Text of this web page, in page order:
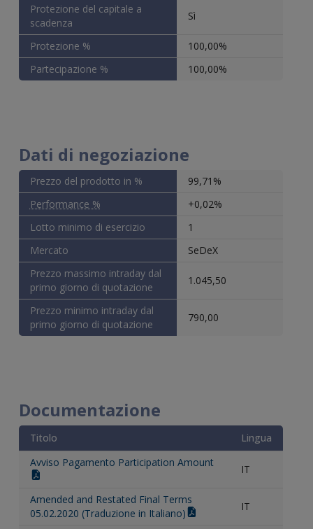
Protezione del capitale a
scadenza
Sì
Protezione %
100,00%
Partecipazione %
100,00%
Dati di negoziazione
Prezzo del prodotto in %
99,71%
Performance %
+0,02%
Lotto minimo di esercizio
1
Mercato
SeDeX
Prezzo massimo intraday dal
primo giorno di quotazione
1.045,50
Prezzo minimo intraday dal
primo giorno di quotazione
790,00
Documentazione
Titolo
Lingua
Avviso Pagamento Participation Amount
IT
Amended and Restated Final Terms
05.02.2020 (Traduzione in Italiano)
IT